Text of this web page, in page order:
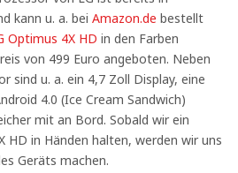
kann u. a. bei Amazon.de bestellt
Optimus 4X HD in den Farben
von 499 Euro angeboten. Neben
sind u. a. ein 4,7 Zoll Display, eine
4.0 (Ice Cream Sandwich)
mit an Bord. Sobald wir ein
HD in Händen halten, werden wir uns
Geräts machen.